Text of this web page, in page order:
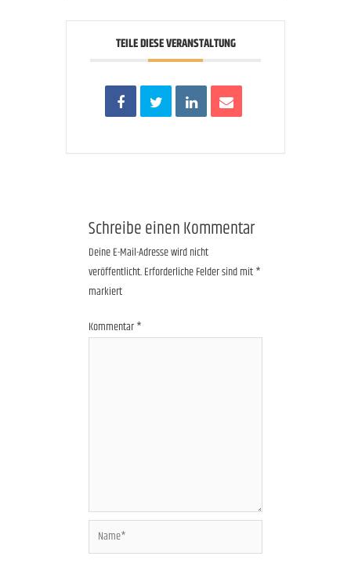
TEILE DIESE VERANSTALTUNG
Schreibe einen Kommentar
Deine E-Mail-Adresse wird nicht
veröffentlicht.Erforderliche Felder sind mit*
markiert
Kommentar*
Name*